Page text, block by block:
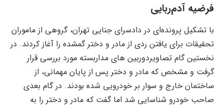
فرضیه آدم‌ربایی
با تشکیل پرونده‌ای در دادسرای جنایی تهران، گروهی از ماموران
تحقیقات برای یافتن ردی از مادر و دختر گمشده را آغاز کردند. در
نخستین گام تصاویردوربین های مداربسته مورد بررسی قرار
گرفت و مشخص که مادر و دختر پس از پایان مهمانی، از
ساختمان خارج و سوار بر خودرویی شده بودند. در گام بعدی
صاحب خودرو شناسایی شد اما گفت که مادر و دختر را به